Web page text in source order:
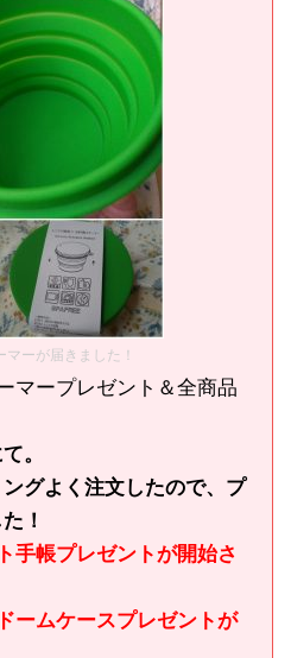
ーが届きました！
マープレゼント＆全商品
。
グよく注文したので、プ
！
帳プレゼントが開始さ
ムケースプレゼントが